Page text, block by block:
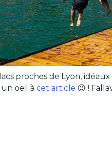
proches de Lyon,
un oeil àcet article 😉 !